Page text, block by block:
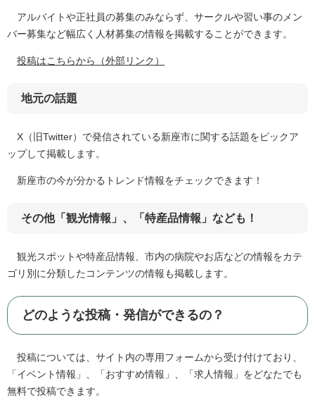
アルバイトや正社員の募集のみならず、サークルや習い事のメン
バー募集など幅広く人材募集の情報を掲載することができます。
投稿はこちらから（外部リンク）
地元の話題
X（旧Twitter）で発信されている新座市に関する話題をピックア
ップして掲載します。
新座市の今が分かるトレンド情報をチェックできます！
その他「観光情報」、「特産品情報」なども！
観光スポットや特産品情報、市内の病院やお店などの情報をカテ
ゴリ別に分類したコンテンツの情報も掲載します。
どのような投稿・発信ができるの？
投稿については、サイト内の専用フォームから受け付けており、
「イベント情報」、「おすすめ情報」、「求人情報」をどなたでも
無料で投稿できます。